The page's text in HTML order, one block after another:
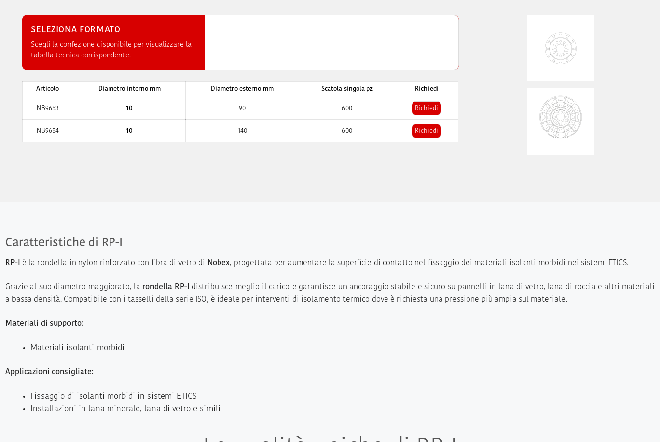
SELEZIONA FORMATO
Scegli la confezione disponibile per visualizzare la
tabella tecnica corrispondente.
Articolo Diametro interno mm Diametro esterno mm Scatola singola pz Richiedi
NB9653 10 90 600 Richiedi
NB9654 10 140 600 Richiedi
Caratteristiche di RP-I
RP-I è la rondella in nylon rinforzato con fibra di vetro di Nobex, progettata per aumentare la superficie di contatto nel fissaggio dei materiali isolanti morbidi nei sistemi ETICS.
Grazie al suo diametro maggiorato, la rondella RP-I
distribuisce meglio il carico e garantisce un ancoraggio stabile e sicuro su pannelli in lana di vetro, lana di roccia e altri materiali
a bassa densità. Compatibile con i tasselli della serie ISO, è ideale per interventi di isolamento termico dove è richiesta una pressione più ampia sul materiale.
Materiali di supporto:
Materiali isolanti morbidi
Applicazioni consigliate:
Fissaggio di isolanti morbidi in sistemi ETICS
Installazioni in lana minerale, lana di vetro e simili